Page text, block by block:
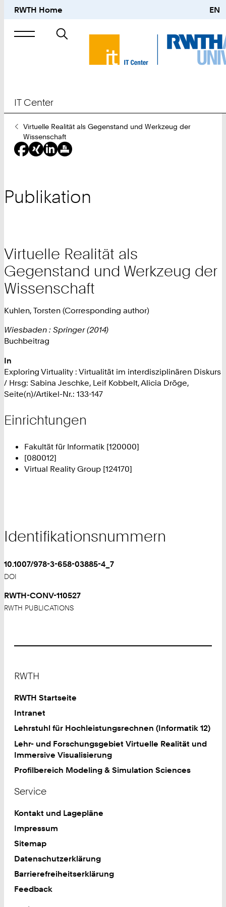
RWTH Home EN
Suche
nach
IT Center
Sie
sind
hier:
Virtuelle Realität als Gegenstand und Werkzeug der
Wissenschaft
Publikation
Virtuelle Realität als
Gegenstand und Werkzeug der
Wissenschaft
Kuhlen, Torsten (Corresponding author)
Wiesbaden : Springer (2014)
Buchbeitrag
In
Exploring Virtuality : Virtualität im interdisziplinären Diskurs
/ Hrsg: Sabina Jeschke, Leif Kobbelt, Alicia Dröge,
Seite(n)/Artikel-Nr.: 133-147
Einrichtungen
Fakultät für Informatik [120000]
[080012]
Virtual Reality Group [124170]
Identifikationsnummern
10.1007/978-3-658-03885-4_7
DOI
RWTH-CONV-110527
RWTH PUBLICATIONS
RWTH
RWTH Startseite
Intranet
Lehrstuhl für Hochleistungsrechnen (Informatik 12)
Lehr- und Forschungsgebiet Virtuelle Realität und
Immersive Visualisierung
Profilbereich Modeling & Simulation Sciences
Service
Kontakt und Lagepläne
Impressum
Sitemap
Datenschutzerklärung
Barrierefreiheitserklärung
Feedback